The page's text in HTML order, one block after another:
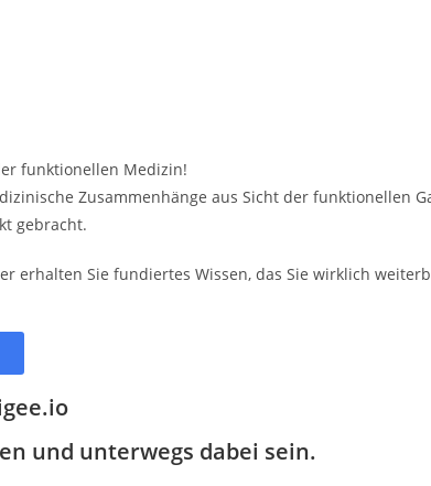
funktionellen Medizin!
Zusammenhänge aus Sicht der funktionellen
gebracht.
erhalten Sie fundiertes Wissen, das Sie wirklich
und unterwegs dabei sein.